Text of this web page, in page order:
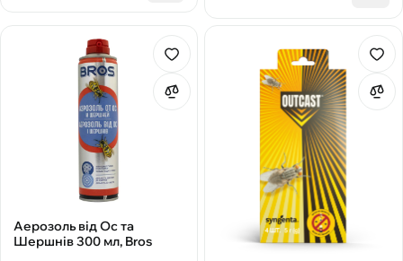
Аерозоль від Ос та
Шершнів 300 мл, Bros